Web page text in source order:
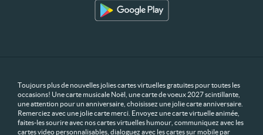
Toujours plus de nouvelles jolies cartes virtuelles gratuites pour toutes les
occasions! Une carte musicale Noël, une carte de voeux 2027 scintillante,
une attention pour un anniversaire, choisissez une jolie carte anniversaire.
Remerciez avec une jolie carte merci. Envoyez une carte virtuelle animée,
faites-les sourire avec nos cartes virtuelles humour, communiquez avec les
cartes video personnalisables, dialoguez avec les cartes sur mobile par